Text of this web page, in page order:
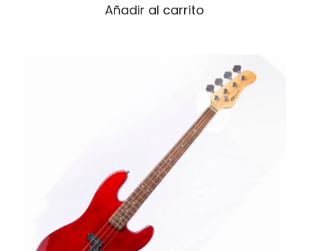
Añadir al carrito